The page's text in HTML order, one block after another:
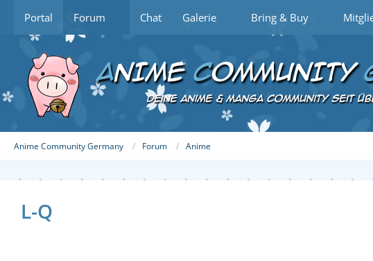
Portal Forum Chat Galerie Bring & Buy
Anime Community Germany Forum Anime
L-Q